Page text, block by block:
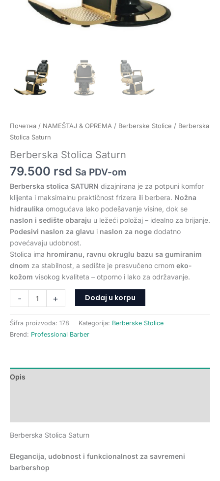
Почетна / NAMEŠTAJ & OPREMA / Berberske Stolice / Berberska
Stolica Saturn
Berberska Stolica Saturn
79.500 rsd Sa PDV-om
Berberska stolica SATURN dizajnirana je za potpuni komfor
klijenta i maksimalnu praktičnost frizera ili berbera. Nožna
hidraulika omogućava lako podešavanje visine, dok se
naslon i sedište obaraju u ležeći položaj – idealno za brijanje.
Podesivi naslon za glavu i naslon za noge dodatno
povećavaju udobnost.
Stolica ima hromiranu, ravnu okruglu bazu sa gumiranim
dnom za stabilnost, a sedište je presvučeno crnom eko-
kožom visokog kvaliteta – otporno i lako za održavanje.
- + Dodaj u korpu
Šifra proizvoda: 178 Kategorija: Berberske Stolice
Brend: Professional Barber
Opis
Berberska Stolica Saturn
Elegancija, udobnost i funkcionalnost za savremeni
barbershop